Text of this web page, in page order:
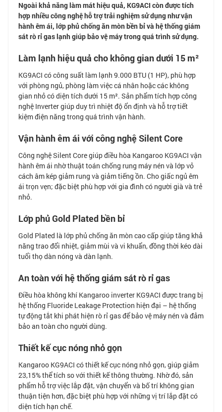
Ngoài khả năng làm mát hiệu quả, KG9ACI còn được tích
hợp nhiều công nghệ hỗ trợ trải nghiệm sử dụng như vận
hành êm ái, lớp phủ chống ăn mòn bền bỉ và hệ thống giám
sát rò rỉ gas lạnh giúp bảo vệ máy trong quá trình sử dụng.
Làm lạnh hiệu quả cho không gian dưới 15 m²
KG9ACI có công suất làm lạnh 9.000 BTU (1 HP), phù hợp
với phòng ngủ, phòng làm việc cá nhân hoặc các không
gian nhỏ có diện tích dưới 15 m². Sản phẩm tích hợp công
nghệ Inverter giúp duy trì nhiệt độ ổn định và hỗ trợ tiết
kiệm điện năng trong quá trình vận hành.
Vận hành êm ái với công nghệ Silent Core
Công nghệ Silent Core giúp điều hòa Kangaroo KG9ACI vận
hành êm ái nhờ thuật toán chống rung máy nén và lớp vỏ
cách âm kép giảm rung và giảm tiếng ồn. Cho giấc ngủ êm
ái trọn vẹn; đặc biệt phù hợp với gia đình có người già và trẻ
nhỏ.
Lớp phủ Gold Plated bền bỉ
Gold Plated là lớp phủ chống ăn mòn cao cấp giúp tăng khả
năng trao đổi nhiệt, giảm mùi và vi khuẩn, đồng thời kéo dài
tuổi thọ dàn nóng và dàn lạnh.
An toàn với hệ thống giám sát rò rỉ gas
Điều hòa không khí Kangaroo inverter KG9ACI được trang bị
hệ thống Fluoride Leakage Protection hiện đại – hệ thống
tự động tắt khi phát hiện rò rỉ gas để bảo vệ máy nén và đảm
bảo an toàn cho người dùng.
Thiết kế cục nóng nhỏ gọn
Kangaroo KG9ACI có thiết kế cục nóng nhỏ gọn, giúp giảm
23,15% thể tích so với thiết kế thông thường. Nhờ đó, sản
phẩm hỗ trợ việc lắp đặt, vận chuyển và bố trí không gian
thuận tiện hơn, đặc biệt phù hợp với những vị trí lắp đặt có
diện tích hạn chế.